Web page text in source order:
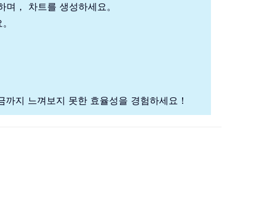
， 차트를 생성하세요。
까지 느껴보지 못한 효율성을 경험하세요！